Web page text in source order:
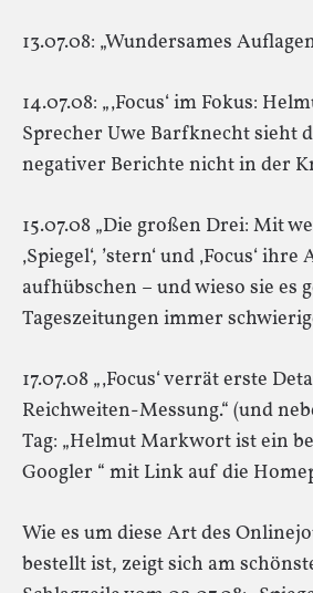
13.07.08: „Wundersames
14.07.08: „‚Focus‘ im Fokus:
Sprecher Uwe Barfknecht sieht
negativer Berichte nicht in der
15.07.08 „Die großen Drei: Mit
‚Spiegel‘, ’stern‘ und ‚Focus‘
aufhübschen – und wieso sie es
Tageszeitungen immer
17.07.08 „‚Focus‘ verrät erste
Reichweiten-Messung.“ (und
Tag: „Helmut Markwort ist ein
Googler “ mit Link auf die
Wie es um diese Art des
bestellt ist, zeigt sich am